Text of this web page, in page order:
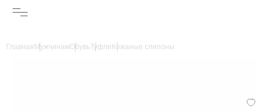
Главная МужчинамОбувьТуфли Кожаные слипоны